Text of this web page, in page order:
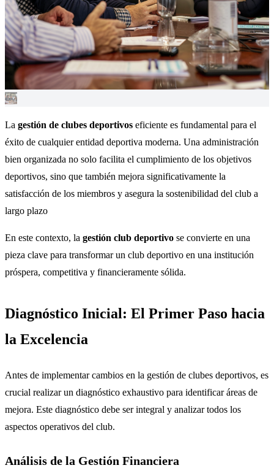
La gestión de clubes deportivos eficiente es fundamental para el
éxito de cualquier entidad deportiva moderna. Una administración
bien organizada no solo facilita el cumplimiento de los objetivos
deportivos, sino que también mejora significativamente la
satisfacción de los miembros y asegura la sostenibilidad del club a
largo plazo
En este contexto, la gestión club deportivo se convierte en una
pieza clave para transformar un club deportivo en una institución
próspera, competitiva y financieramente sólida.
Diagnóstico Inicial: El Primer Paso hacia
la Excelencia
Antes de implementar cambios en la gestión de clubes deportivos, es
crucial realizar un diagnóstico exhaustivo para identificar áreas de
mejora. Este diagnóstico debe ser integral y analizar todos los
aspectos operativos del club.
Análisis de la Gestión Financiera